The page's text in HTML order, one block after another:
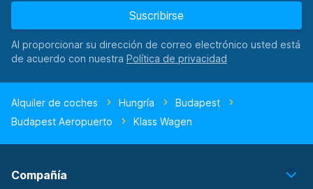
Suscribirse
Al proporcionar su dirección de correo electrónico usted está
de acuerdo con nuestra
Alquiler de coches Hungría
Budapest
Budapest Aeropuerto
Klass Wagen
Compañía